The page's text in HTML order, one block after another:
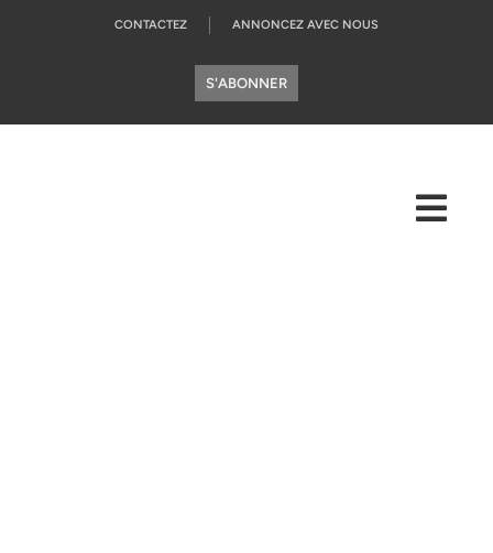
CONTACTEZ ANNONCEZ AVEC NOUS
S'ABONNER